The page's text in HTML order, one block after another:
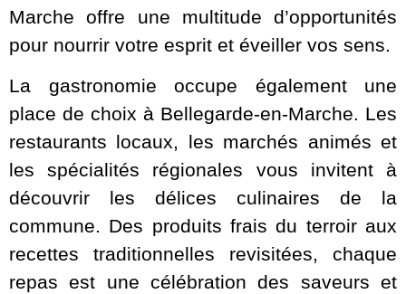
Marche offre une multitude d’opportunités
pour nourrir votre esprit et éveiller vos sens.
La gastronomie occupe également une
place de choix à Bellegarde-en-Marche. Les
restaurants locaux, les marchés animés et
les spécialités régionales vous invitent à
découvrir les délices culinaires de la
commune. Des produits frais du terroir aux
recettes traditionnelles revisitées, chaque
repas est une célébration des saveurs et